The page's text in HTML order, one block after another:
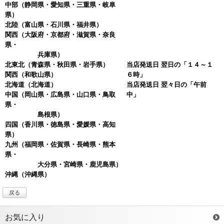
中部 （静岡県・愛知県・三重県・岐阜
県）
北陸 （富山県・石川県・福井県）
関西 （大阪府・京都府・滋賀県・奈良
県・
兵庫県）
北東北（青森県・秋田県・岩手県）
関西 （和歌山県）
当店発送日 翌日の「１４～１
６時」
北海道 （北海道）
中国
（岡山県・広島県・山口県・鳥取
県・
島根県）
四国
（香川県・徳島県・愛媛県・高知
県）
九州（福岡県・佐賀県・長崎県・熊本
県・
大分県・宮崎県・鹿児島県）
沖縄 （沖縄県）
当店発送日 翌々日の「午前
中」
戻る
お気に入り